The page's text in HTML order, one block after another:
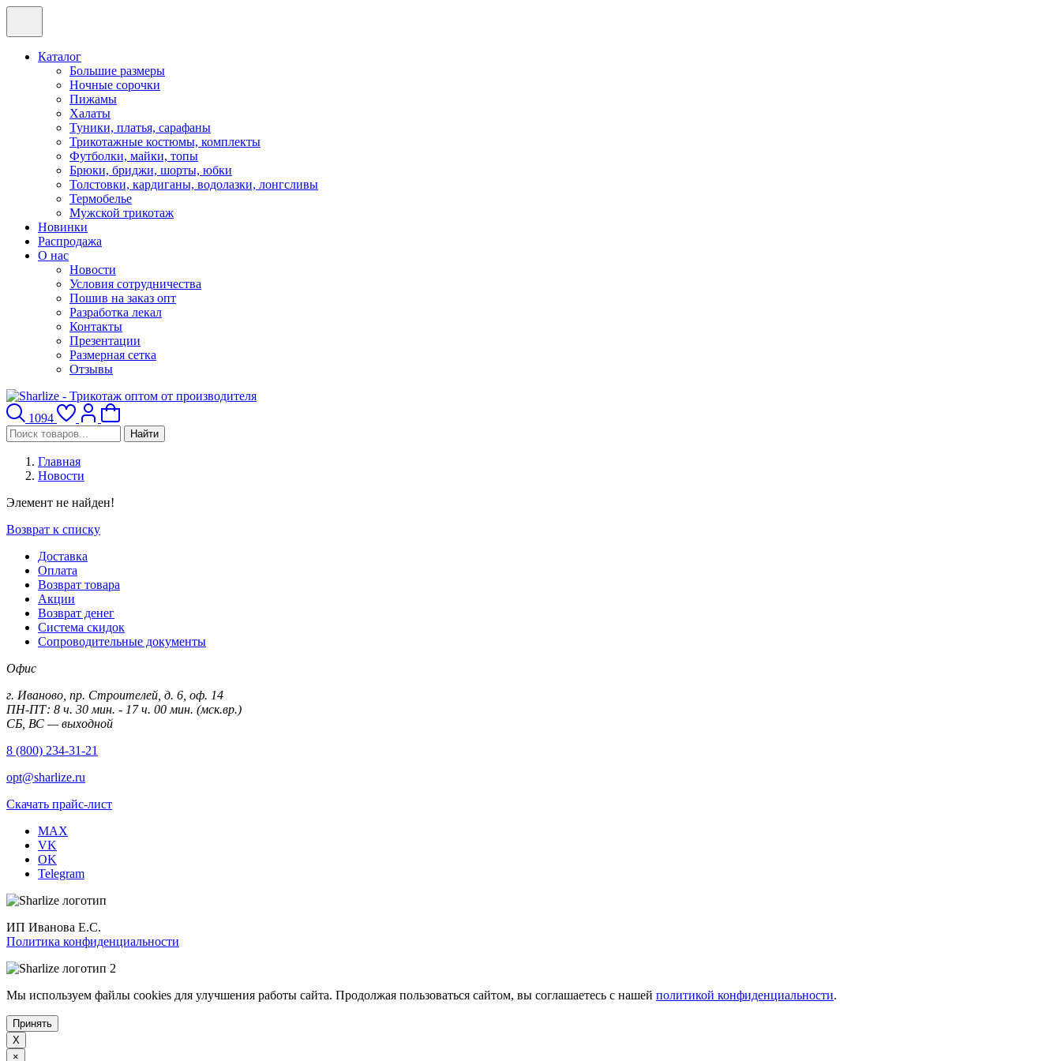
Каталог
Большие размеры
Ночные сорочки
Пижамы
Халаты
Туники, платья, сарафаны
Трикотажные костюмы, комплекты
Футболки, майки, топы
Брюки, бриджи, шорты, юбки
Толстовки, кардиганы, водолазки, лонгсливы
Термобелье
Мужской трикотаж
Новинки
Распродажа
О нас
Новости
Условия сотрудничества
Пошив на заказ опт
Разработка лекал
Контакты
Презентации
Размерная сетка
Отзывы
1094
Найти
Главная
Новости
Элемент не найден!
Возврат к списку
Доставка
Оплата
Возврат товара
Акции
Возврат денег
Система скидок
Сопроводительные документы
Офис
г. Иваново, пр. Строителей, д. 6, оф. 14
ПН-ПТ: 8 ч. 30 мин. - 17 ч. 00 мин. (мск.вр.)
СБ, ВС — выходной
8 (800) 234-31-21
opt@sharlize.ru
Скачать прайс-лист
MAX
VK
OK
Telegram
ИП Иванова Е.С.
Политика конфиденциальности
Мы используем файлы cookies для улучшения работы сайта. Продолжая пользоваться сайтом, вы соглашаетесь с нашей политикой конфиденциальности.
Принять
X
×